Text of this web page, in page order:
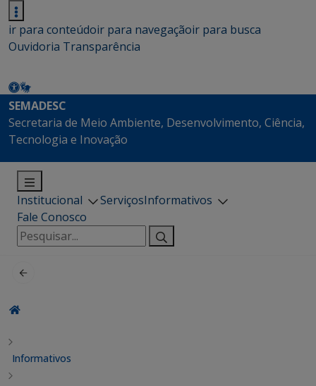
ir para conteúdoir para navegaçãoir para busca
Ouvidoria Transparência
SEMADESC
Secretaria de Meio Ambiente, Desenvolvimento, Ciência,
Tecnologia e Inovação
Institucional ServiçosInformativos
Fale Conosco
Pesquisar
por:
Informativos